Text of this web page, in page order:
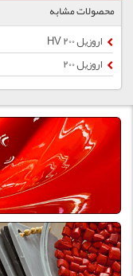
محصولات مشابه
اروزیل 200 HV
اروزیل 200